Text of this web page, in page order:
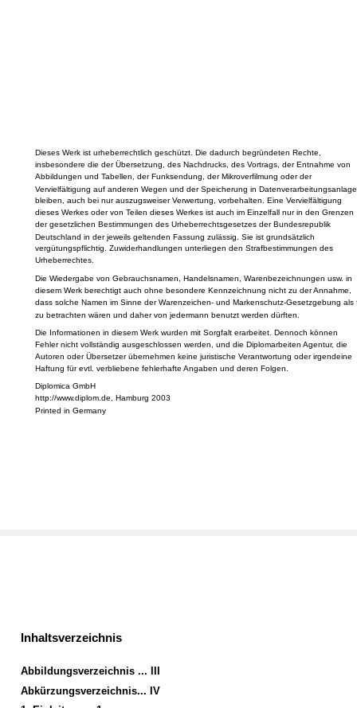
Dieses Werk ist urheberrechtlich geschützt. Die dadurch begründeten Rechte,
insbesondere die der Übersetzung, des Nachdrucks, des Vortrags, der Entnahme von
Abbildungen und Tabellen, der Funksendung, der Mikroverfilmung oder der
Vervielfältigung auf anderen Wegen und der Speicherung in
bleiben, auch bei nur auszugsweiser Verwertung, vorbehalten. Eine Vervielfältigung
dieses Werkes oder von Teilen dieses Werkes ist auch im Einzelfall nur in den Grenzen
der gesetzlichen Bestimmungen des Urheberrechtsgesetzes der Bundesrepublik
Deutschland in der jeweils geltenden Fassung zulässig. Sie ist grundsätzlich
vergütungspflichtig. Zuwiderhandlungen unterliegen den Strafbestimmungen des
Urheberrechtes.
Die Wiedergabe von Gebrauchsnamen, Handelsnamen, Warenbezeichnungen usw. in
diesem Werk berechtigt auch ohne besondere Kennzeichnung nicht zu der Annahme,
dass solche Namen im Sinne der Warenzeichen- und Markenschutz-Gesetzgebung als
zu betrachten wären und daher von jedermann benutzt werden dürften.
Die Informationen in diesem Werk wurden mit Sorgfalt erarbeitet. Dennoch können
Fehler nicht vollständig ausgeschlossen werden, und die Diplomarbeiten Agentur, die
Autoren oder Übersetzer übernehmen keine juristische Verantwortung oder irgendeine
Haftung für evtl. verbliebene fehlerhafte Angaben und deren Folgen.
Diplomica GmbH
http://www.diplom.de, Hamburg 2003
Printed in Germany
Inhaltsverzeichnis
Abbildungsverzeichnis ... III
Abkürzungsverzeichnis... IV